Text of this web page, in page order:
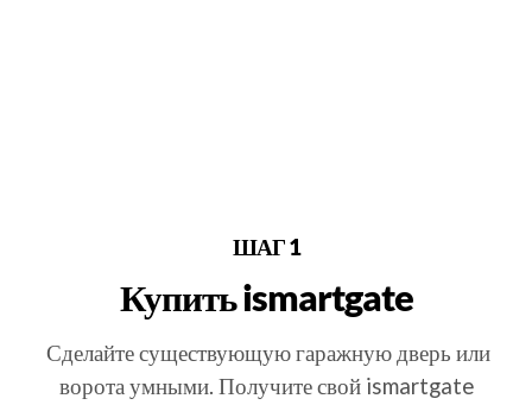
ШАГ 1
Купить ismartgate
Сделайте существующую гаражную дверь или
ворота умными. Получите свой ismartgate